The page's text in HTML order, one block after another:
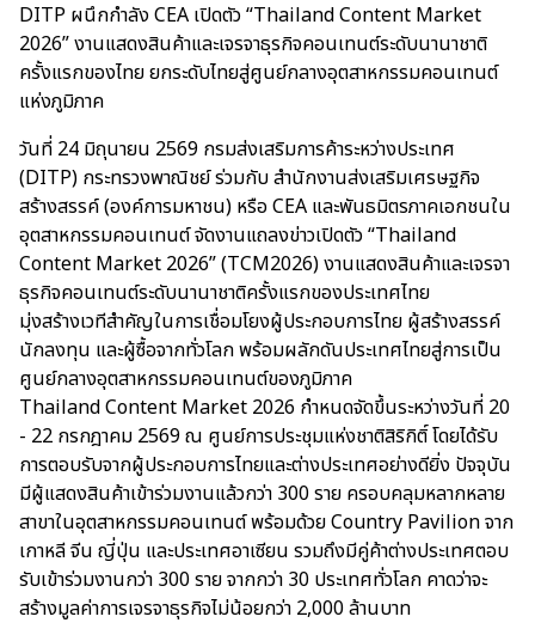
DITP ผนึกกำลัง CEA เปิดตัว “Thailand Content Market
2026” งานแสดงสินค้าและเจรจาธุรกิจคอนเทนต์ระดับนานาชาติ
ครั้งแรกของไทย ยกระดับไทยสู่ศูนย์กลางอุตสาหกรรมคอนเทนต์
แห่งภูมิภาค
วันที่ 24 มิถุนายน 2569 กรมส่งเสริมการค้าระหว่างประเทศ
(DITP) กระทรวงพาณิชย์ ร่วมกับ สำนักงานส่งเสริมเศรษฐกิจ
สร้างสรรค์ (องค์การมหาชน) หรือ CEA และพันธมิตรภาคเอกชนใน
อุตสาหกรรมคอนเทนต์ จัดงานแถลงข่าวเปิดตัว “Thailand
Content Market 2026” (TCM2026) งานแสดงสินค้าและเจรจา
ธุรกิจคอนเทนต์ระดับนานาชาติครั้งแรกของประเทศไทย
มุ่งสร้างเวทีสำคัญในการเชื่อมโยงผู้ประกอบการไทย ผู้สร้างสรรค์
นักลงทุน และผู้ซื้อจากทั่วโลก พร้อมผลักดันประเทศไทยสู่การเป็น
ศูนย์กลางอุตสาหกรรมคอนเทนต์ของภูมิภาค
Thailand Content Market 2026 กำหนดจัดขึ้นระหว่างวันที่ 20
- 22 กรกฎาคม 2569 ณ ศูนย์การประชุมแห่งชาติสิริกิติ์ โดยได้รับ
การตอบรับจากผู้ประกอบการไทยและต่างประเทศอย่างดียิ่ง ปัจจุบัน
มีผู้แสดงสินค้าเข้าร่วมงานแล้วกว่า 300 ราย ครอบคลุมหลากหลาย
สาขาในอุตสาหกรรมคอนเทนต์ พร้อมด้วย Country Pavilion จาก
เกาหลี จีน ญี่ปุ่น และประเทศอาเซียน รวมถึงมีคู่ค้าต่างประเทศตอบ
รับเข้าร่วมงานกว่า 300 ราย จากกว่า 30 ประเทศทั่วโลก คาดว่าจะ
สร้างมูลค่าการเจรจาธุรกิจไม่น้อยกว่า 2,000 ล้านบาท